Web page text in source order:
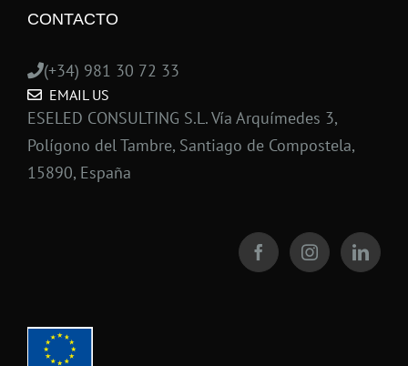
CONTACTO
(+34) 981 30 72 33
EMAIL US
ESELED CONSULTING S.L. Vía Arquímedes 3,
Polígono del Tambre, Santiago de Compostela,
15890, España